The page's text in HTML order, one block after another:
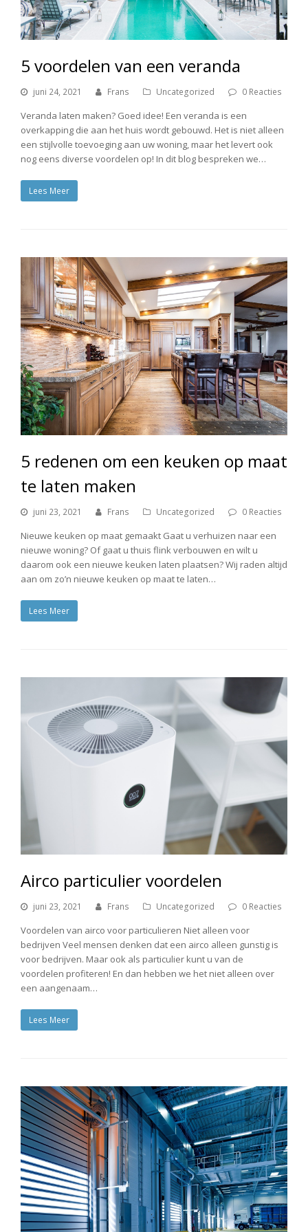
5 voordelen van een veranda
juni 24, 2021 Frans Uncategorized 0 Reacties
Veranda laten maken? Goed idee! Een veranda is een
overkapping die aan het huis wordt gebouwd. Het is niet alleen
een stijlvolle toevoeging aan uw woning, maar het levert ook
nog eens diverse voordelen op! In dit blog bespreken we…
Lees Meer
5 redenen om een keuken op maat
te laten maken
juni 23, 2021 Frans Uncategorized 0 Reacties
Nieuwe keuken op maat gemaakt Gaat u verhuizen naar een
nieuwe woning? Of gaat u thuis flink verbouwen en wilt u
daarom ook een nieuwe keuken laten plaatsen? Wij raden altijd
aan om zo’n nieuwe keuken op maat te laten…
Lees Meer
Airco particulier voordelen
juni 23, 2021 Frans Uncategorized 0 Reacties
Voordelen van airco voor particulieren Niet alleen voor
bedrijven Veel mensen denken dat een airco alleen gunstig is
voor bedrijven. Maar ook als particulier kunt u van de
voordelen profiteren! En dan hebben we het niet alleen over
een aangenaam…
Lees Meer